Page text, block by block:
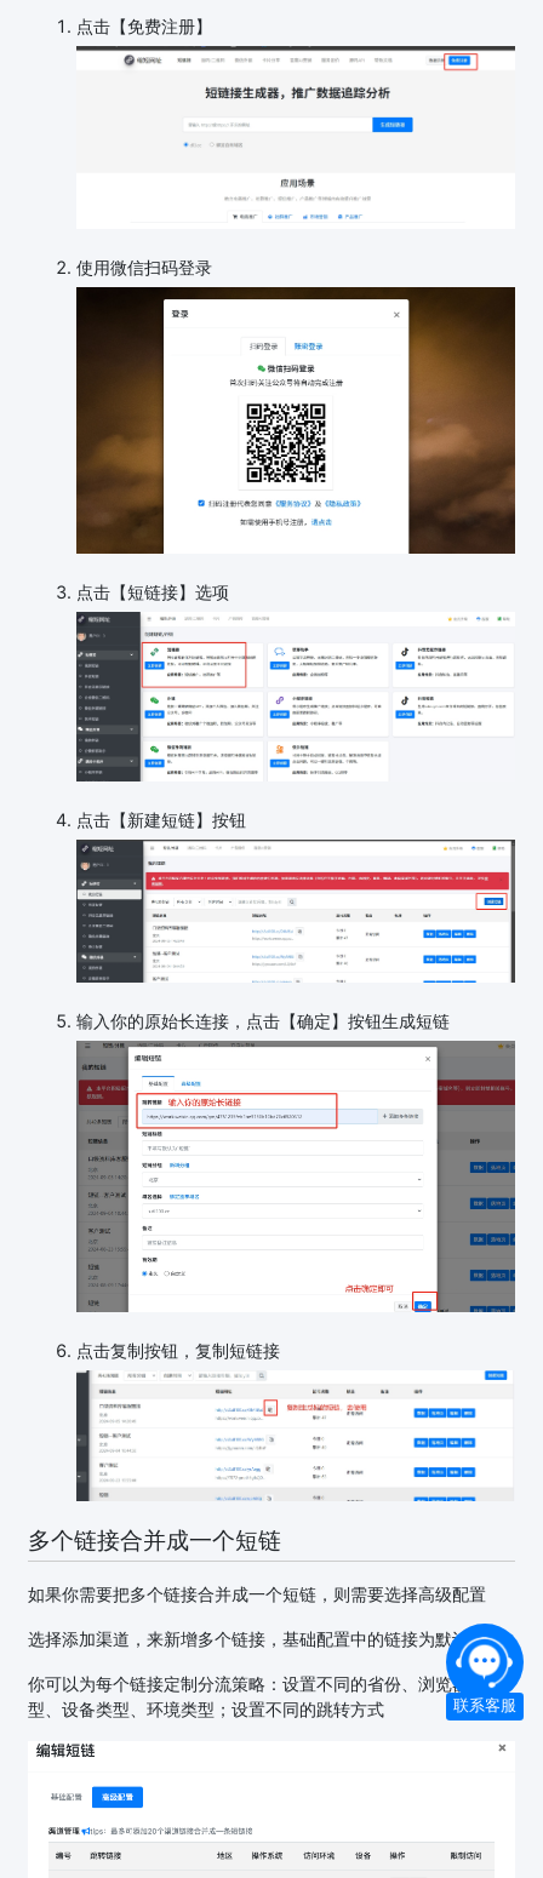
点击【免费注册】
使用微信扫码登录
点击【短链接】选项
点击【新建短链】按钮
输入你的原始长连接，点击【确定】按钮生成短链
点击复制按钮，复制短链接
多个链接合并成一个短链
如果你需要把多个链接合并成一个短链，则需要选择高级配置
选择添加渠道，来新增多个链接，基础配置中的链接为默认链接
你可以为每个链接定制分流策略：设置不同的省份、浏览器类
型、设备类型、环境类型；设置不同的跳转方式
联系客服